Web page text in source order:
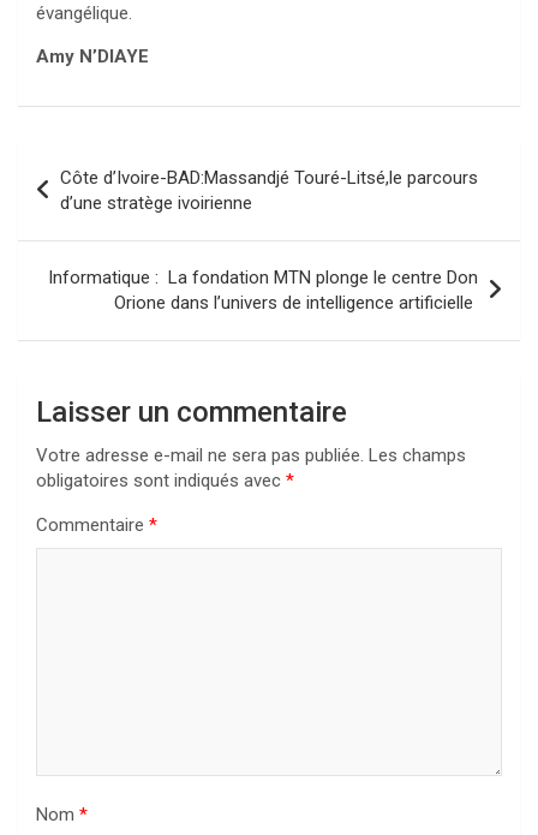
évangélique.
Amy N’DIAYE
de
l’article
Côte d’Ivoire-BAD:Massandjé Touré-Litsé,le parcours
d’une stratège ivoirienne
Informatique : La fondation MTN plonge le centre Don
Orione dans l’univers de intelligence artificielle
Laisser un commentaire
Votre adresse e-mail ne sera pas publiée. Les champs
obligatoires sont indiqués avec *
Commentaire *
Nom *